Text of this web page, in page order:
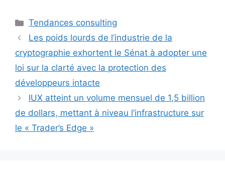
Catégories
Tendances consulting
Les poids lourds de l’industrie de la
cryptographie exhortent le Sénat à adopter une
loi sur la clarté avec la protection des
développeurs intacte
IUX atteint un volume mensuel de 1,5 billion
de dollars, mettant à niveau l’infrastructure sur
le « Trader’s Edge »